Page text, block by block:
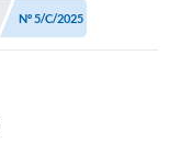
Nº 5/C/2025